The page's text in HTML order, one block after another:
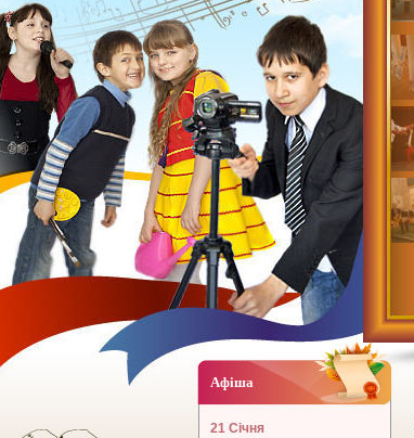
Афіша
21 Січня